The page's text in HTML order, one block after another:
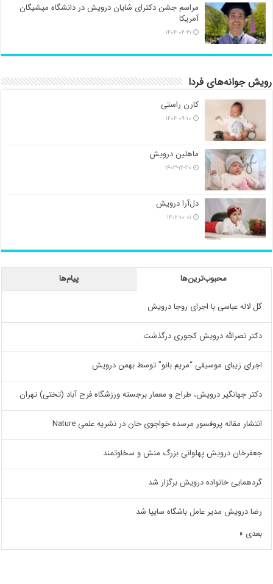
مراسم جشن دکترای شایان درویش در دانشگاه میشیگان
آمریکا
۱۴۰۴-۰۲-۲۱
رویش جوانه‌های فردا
کارن راستی
۱۴۰۴-۰۹-۱۰
ماهلین درویش
۱۴۰۳-۱۲-۲۰
دل‌آرا درویش
۱۴۰۲-۱۰-۰۱
محبوب‌ترین‌ها پیام‌ها
گل لاله عباسی با اجرای روجا درویش
دکتر نصرالله درویش کجوری درگذشت
اجرای زیبای موسیقی “مریم بانو” توسط بهمن درویش
دکتر جهانگیر درویش، طراح و معمار برجسته ورزشگاه فرح آباد (تختی) تهران
انتشار مقاله پروفسور مرسده خواجوی خان در نشریه علمی Nature
جعفرخان درویش پهلوانی بزرگ منش و سخاوتمند
گردهمایی خانواده درویش برگزار شد
رضا درویش مدیر عامل باشگاه سایپا شد
بعدی »